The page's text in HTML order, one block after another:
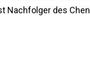
Nachfolger des